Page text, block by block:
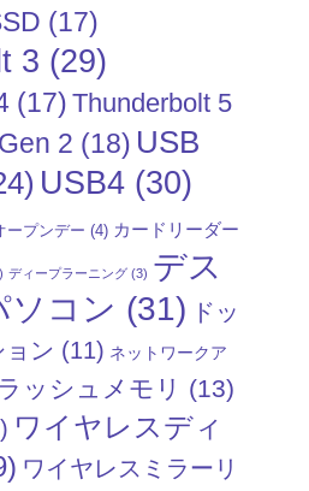
(17)
3 (29)
(17) Thunderbolt 5
2 (18) USB
USB4 (30)
ープンデー (4) カードリーダー
ディープラーニング (3) デス
ソコン (31) ドッ
ョン (11) ネットワークア
ッシュメモリ (13)
ワイヤレスディ
ワイヤレスミラーリ